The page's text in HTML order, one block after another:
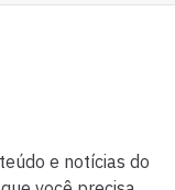
e notícias do